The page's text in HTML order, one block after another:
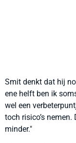
Smit denkt dat hij
ene helft ben ik
wel een
toch risico’s
minder."